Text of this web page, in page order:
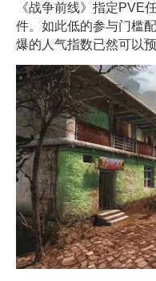
《战争前线》指定PVE
件。如此低的参与门槛
爆的人气指数已然可以预